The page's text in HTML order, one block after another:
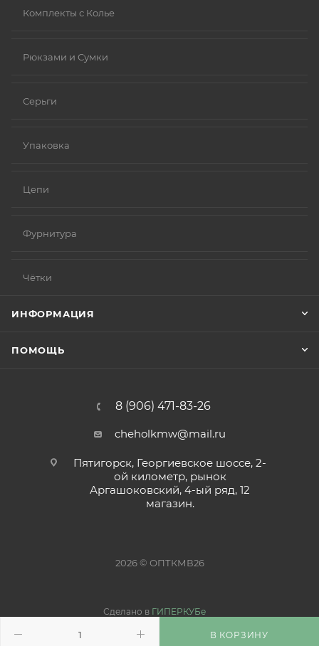
В КОРЗИНУ
Комплекты с Колье
Рюкзами и Сумки
Серьги
Упаковка
Цепи
Фурнитура
Чётки
ИНФОРМАЦИЯ
ПОМОЩЬ
8 (906) 471-83-26
cheholkmw@mail.ru
Пятигорск, Георгиевское шоссе, 2-
ой километр, рынок
Аргашоковский, 4-ый ряд, 12
магазин.
2026 © ОПТКМВ26
Сделано в ГИПЕРКУБе